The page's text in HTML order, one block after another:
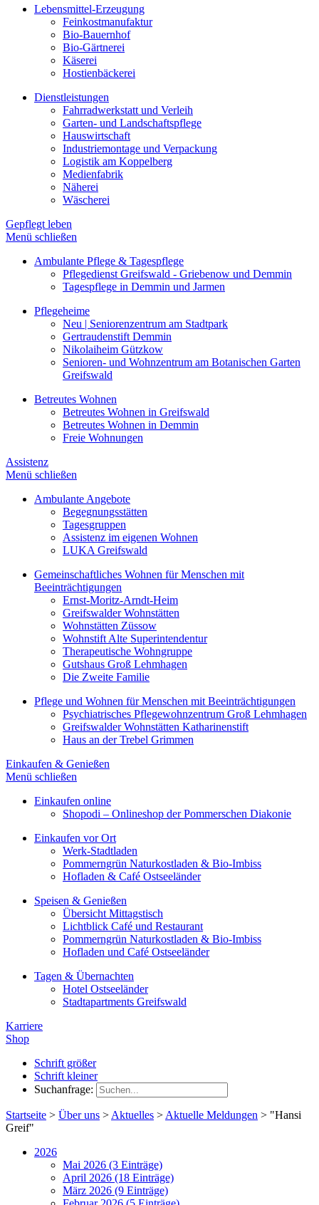
Lebensmittel-Erzeugung
Feinkostmanufaktur
Bio-Bauernhof
Bio-Gärtnerei
Käserei
Hostienbäckerei
Dienstleistungen
Fahrradwerkstatt und Verleih
Garten- und Landschaftspflege
Hauswirtschaft
Industriemontage und Verpackung
Logistik am Koppelberg
Medienfabrik
Näherei
Wäscherei
Gepflegt leben
Menü schließen
Ambulante Pflege & Tagespflege
Pflegedienst Greifswald - Griebenow und Demmin
Tagespflege in Demmin und Jarmen
Pflegeheime
Neu | Seniorenzentrum am Stadtpark
Gertraudenstift Demmin
Nikolaiheim Gützkow
Senioren- und Wohnzentrum am Botanischen Garten
Greifswald
Betreutes Wohnen
Betreutes Wohnen in Greifswald
Betreutes Wohnen in Demmin
Freie Wohnungen
Assistenz
Menü schließen
Ambulante Angebote
Begegnungsstätten
Tagesgruppen
Assistenz im eigenen Wohnen
LUKA Greifswald
Gemeinschaftliches Wohnen für Menschen mit
Beeinträchtigungen
Ernst-Moritz-Arndt-Heim
Greifswalder Wohnstätten
Wohnstätten Züssow
Wohnstift Alte Superintendentur
Therapeutische Wohngruppe
Gutshaus Groß Lehmhagen
Die Zweite Familie
Pflege und Wohnen für Menschen mit Beeinträchtigungen
Psychiatrisches Pflegewohnzentrum Groß Lehmhagen
Greifswalder Wohnstätten Katharinenstift
Haus an der Trebel Grimmen
Einkaufen & Genießen
Menü schließen
Einkaufen online
Shopodi – Onlineshop der Pommerschen Diakonie
Einkaufen vor Ort
Werk-Stadtladen
Pommerngrün Naturkostladen & Bio-Imbiss
Hofladen & Café Ostseeländer
Speisen & Genießen
Übersicht Mittagstisch
Lichtblick Café und Restaurant
Pommerngrün Naturkostladen & Bio-Imbiss
Hofladen und Café Ostseeländer
Tagen & Übernachten
Hotel Ostseeländer
Stadtapartments Greifswald
Karriere
Shop
Schrift größer
Schrift kleiner
Suchanfrage:
Startseite > Über uns > Aktuelles > Aktuelle Meldungen > "Hansi
Greif"
2026
Mai 2026 (3 Einträge)
April 2026 (18 Einträge)
März 2026 (9 Einträge)